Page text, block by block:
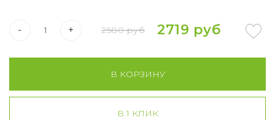
- + 2580 руб 2719 руб
В КОРЗИНУ
В 1 КЛИК